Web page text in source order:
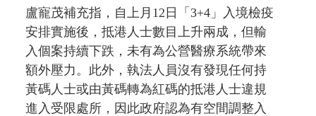
盧寵茂補充指，自上月12日「3+4」入境檢疫
安排實施後，抵港人士數目上升兩成，但輸
入個案持續下跌，未有為公營醫療系統帶來
額外壓力。此外，執法人員沒有發現任何持
黃碼人士或由黃碼轉為紅碼的抵港人士違規
進入受限處所，因此政府認為有空間調整入